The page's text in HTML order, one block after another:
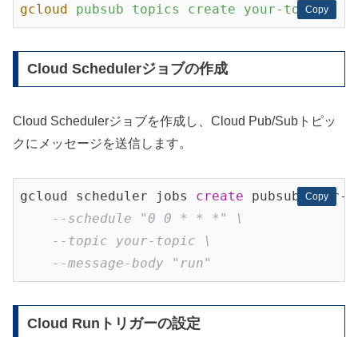
Copy
Copy
gcloud pubsub topics create your-topic
Cloud Schedulerジョブの作成
Cloud Schedulerジョブを作成し、Cloud Pub/Subトピッ
クにメッセージを送信します。
Copy
Copy
gcloud scheduler jobs create pubsub your-
--schedule "0 0 * * *" \
--topic your-topic \
--message-body "run"
Cloud Runトリガーの設定